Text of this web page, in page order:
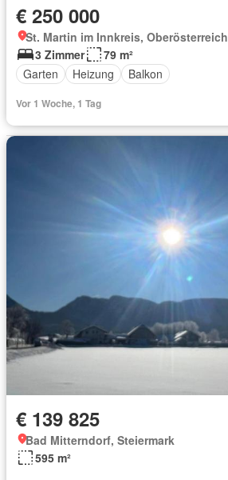
€ 250 000
St. Martin im Innkreis, Oberösterreich
3 Zimmer
79 m²
Garten
Heizung Balkon
Vor 1 Woche, 1 Tag
€ 139 825
Bad Mitterndorf, Steiermark
595 m²